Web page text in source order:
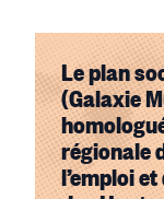
Le plan
(Galaxie
régionale
l’emploi